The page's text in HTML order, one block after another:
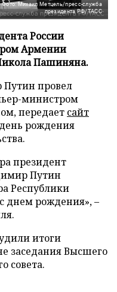
Фото: Михаил Метцель/пресс-служба
президента РФ/ТАСС
России
Армении
Пашиняна.
Путин провел
министром
передает сайт
рождения
президент
Путин
Республики
днем рождения», –
итоги
заседания Высшего
совета.